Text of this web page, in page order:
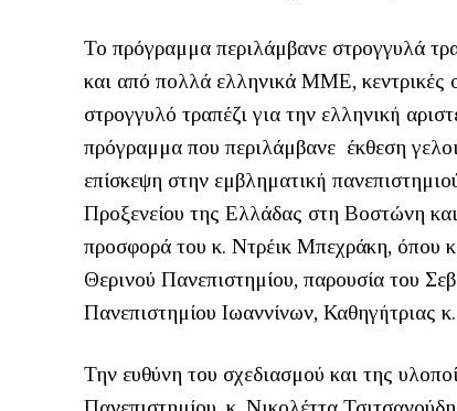
To πρόγραμμα περιλάμβανε στρογγυλά
και από πολλά ελληνικά ΜΜΕ, κεντρικές
στρογγυλό τραπέζι για την ελληνική
πρόγραμμα που περιλάμβανε έκθεση
επίσκεψη στην εμβληματική
Προξενείου της Ελλάδας στη Βοστώνη
προσφορά του κ. Ντρέικ Μπεχράκη, όπου
Θερινού Πανεπιστημίου, παρουσία του
Πανεπιστημίου Ιωαννίνων, Καθηγήτριας
Την ευθύνη του σχεδιασμού και της